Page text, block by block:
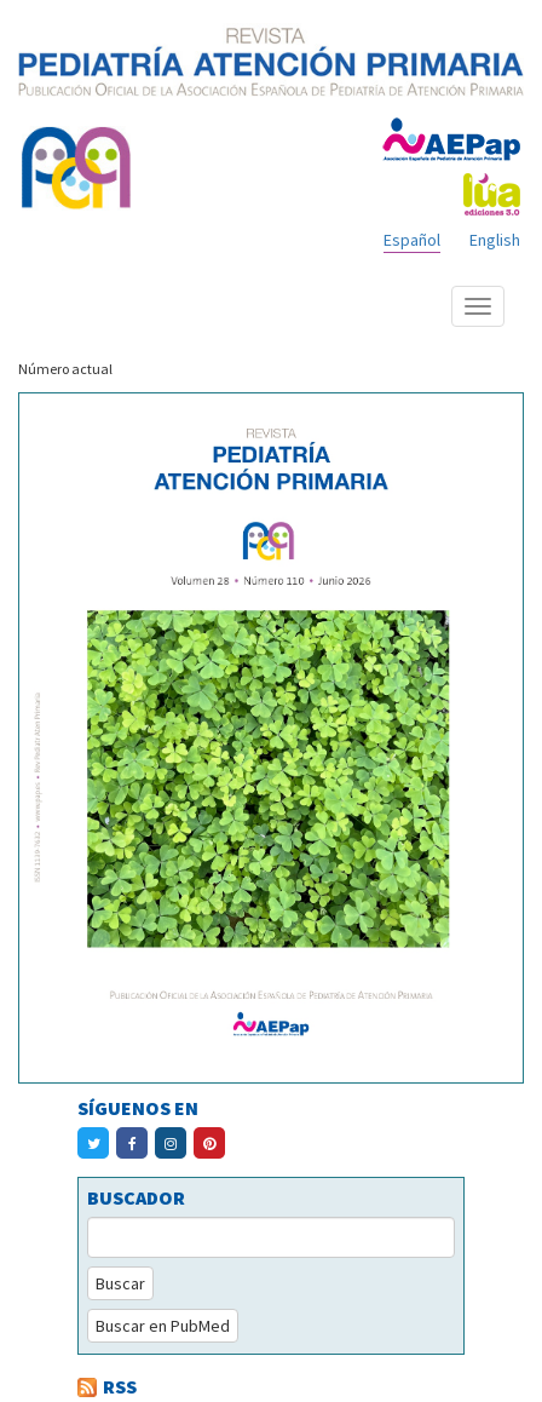
English
Español
Mostrar
menú
Número actual
SÍGUENOS EN
BUSCADOR
Buscar
Buscar en PubMed
RSS